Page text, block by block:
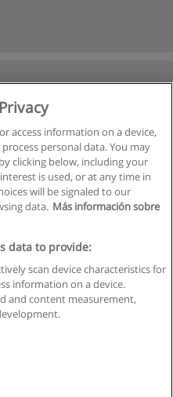
z2
osobowych
S.L. - CIF : B-95610580: -
access information on a device,
personal data. You may
clicking below, including your
is used, or at any time in
will be signaled to our
data. Más información sobre
data to provide:
scan device characteristics for
information on a device.
and content measurement,